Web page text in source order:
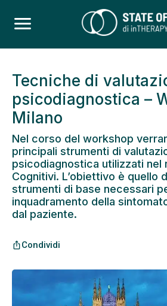
Tecniche di
psicodiagnostica –
Milano
Nel corso del workshop
principali strumenti di
psicodiagnostica utilizzati nel
Cognitivi. L’obiettivo è quello
strumenti di base necessari
inquadramento della
dal paziente.
ios_shareCondividi